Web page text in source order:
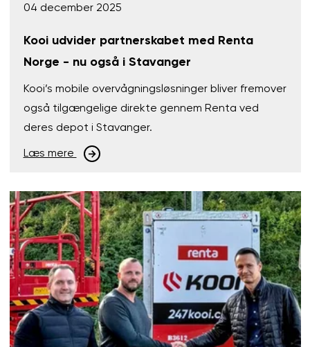
04 december 2025
Kooi udvider partnerskabet med Renta
Norge - nu også i Stavanger
Kooi’s mobile overvågningsløsninger bliver fremover
også tilgængelige direkte gennem Renta ved
deres depot i Stavanger.
Læs mere